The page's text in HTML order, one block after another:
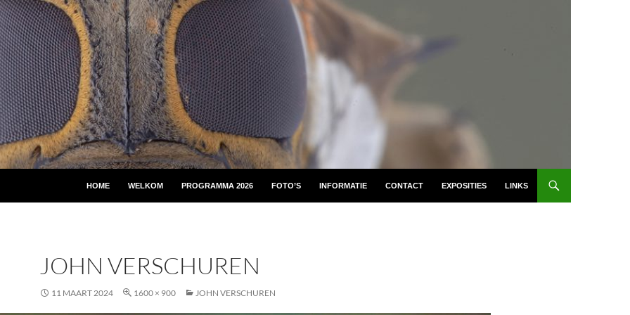
HOME WELKOM PROGRAMMA 2026 FOTO’S INFORMATIE CONTACT EXPOSITIES LINKS
JOHN VERSCHUREN
11 MAART 2024 1600 × 900 JOHN VERSCHUREN